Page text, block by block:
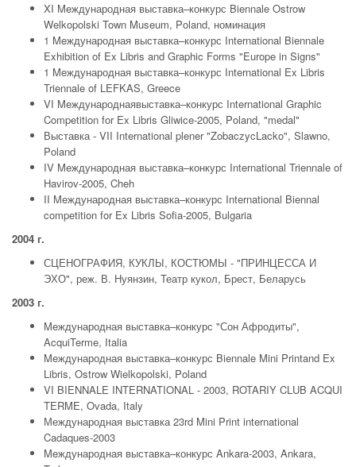
XI Meждународная выставка–конкурс Biennale Ostrow
Welkopolski Town Museum, Poland, номинация
1 Meждународная выставка–конкурс International Biennale
Exhibition of Ex Libris and Graphic Forms "Europe in Signs"
1 Meждународная выставка–конкурс International Ex Libris
Triennale of LEFKAS, Greece
VI Meждународнаявыставка–конкурс International Graphic
Competition for Ex Libris Gliwice-2005, Poland, "medal"
Выставка - VII International plener "ZobaczycLacko", Slawno,
Poland
IV Meждународная выставка–конкурс International Triennale of
Havirov-2005, Cheh
II Meждународная выставка–конкурс International Biennal
competition for Ex Libris Sofia-2005, Bulgaria
2004 г.
СЦЕНОГРАФИЯ, КУКЛЫ, КОСТЮМЫ - "ПРИНЦЕССА И
ЭХО", реж. В. Нуянзин, Театр кукол, Брест, Беларусь
2003 г.
Meждународная выставка–конкурс "Сон Афродиты",
AcquiTerme, Italia
Meждународная выставка–конкурс Biennale Mini Printand Ex
Libris, Ostrow Wielkopolski, Poland
VI BIENNALE INTERNATIONAL - 2003, ROTARIY CLUB ACQUI
TERME, Ovada, Italy
Международная выставка 23rd Mini Print international
Cadaques-2003
Meждународная выставка–конкурс Ankara-2003, Ankara,